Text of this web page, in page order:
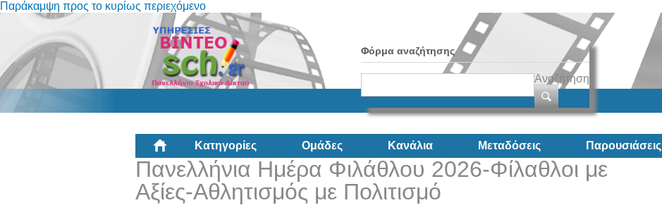
Παράκαμψη προς το κυρίως περιεχόμενο
Φόρμα αναζήτησης
Αναζήτηση
Κατηγορίες Ομάδες Κανάλια Μεταδόσεις Παρουσιάσεις
Πανελλήνια Ημέρα Φιλάθλου 2026-Φίλαθλοι με
Αξίες-Αθλητισμός με Πολιτισμό